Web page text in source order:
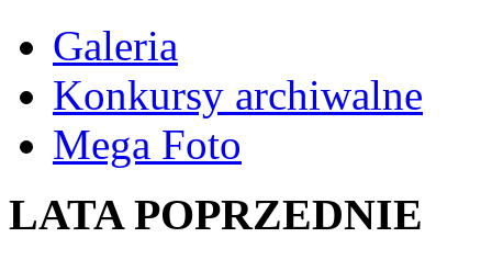
Galeria
Konkursy archiwalne
Mega Foto
LATA POPRZEDNIE